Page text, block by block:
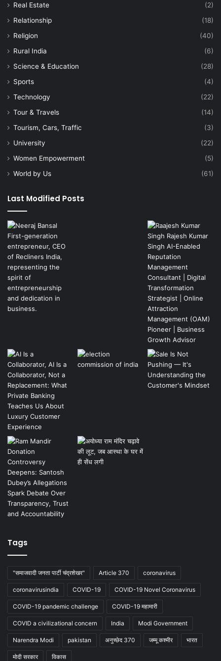
Real Estate
(2)
Relationship
(18)
Religion
(40)
Rural India
(6)
Science & Education
(28)
Sports
(4)
Technology
(22)
Tour & Travels
(14)
Tourism, Cars, Traffic
(3)
University
(22)
Women Empowerment
(5)
World by Us
(61)
Last Modified Posts
Tags
"समाजवादी जनता पार्टी चंद्रशेखर" Article 370 coronavirus
coronavirusindia COVID-19 COVID-19 Novel Coronavirus
COVID-19 pandemic challenge COVID-19 महामारी
COVID a civilizational concern India Modi Government
Narendra Modi pakistan अनुच्छेद 370 जम्मू कश्मीर भारत
मोदी सरकार विकास